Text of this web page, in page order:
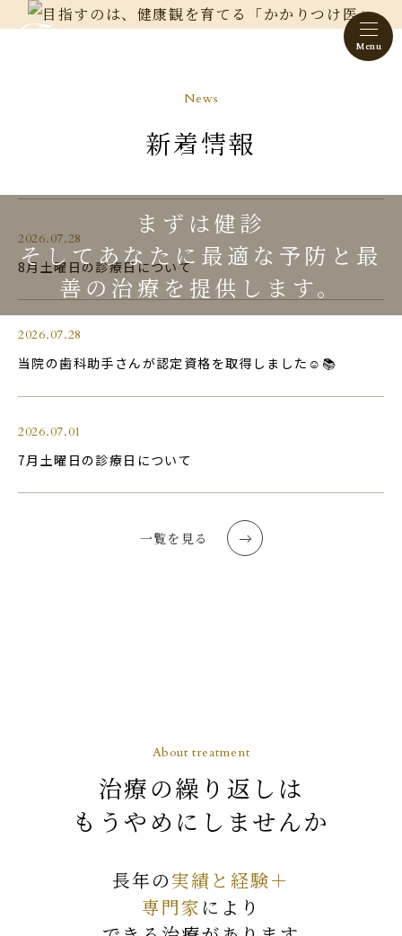
虎ノ門ヒルズ 福沢歯科
まずは健診
そしてあなたに最適な予防と 最
善の治療を提供します。
News
新着情報
2026.07.28
8月土曜日の診療日について
2026.07.28
当院の歯科助手さんが認定資格を取得しました☺️📚
2026.07.01
7月土曜日の診療日について
一覧を見る
About treatment
治療の繰り返しは
もうやめにしませんか
長年の実績と経験＋
専門家 により